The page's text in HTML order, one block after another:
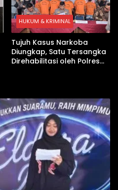
HUKUM & KRIMINAL
Tujuh Kasus Narkoba
Diungkap, Satu Tersangka
Direhabilitasi oleh Polres